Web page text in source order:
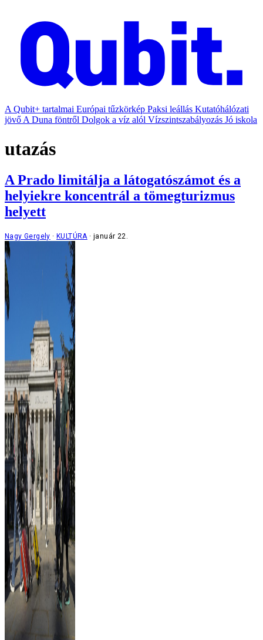
A Qubit+ tartalmai Európai tűzkörkép Paksi leállás Kutatóhálózati
jövő A Duna föntről Dolgok a víz alól Vízszintszabályozás Jó iskola
utazás
A Prado limitálja a látogatószámot és a
helyiekre koncentrál a tömegturizmus
helyett
Nagy Gergely KULTÚRA január 22.